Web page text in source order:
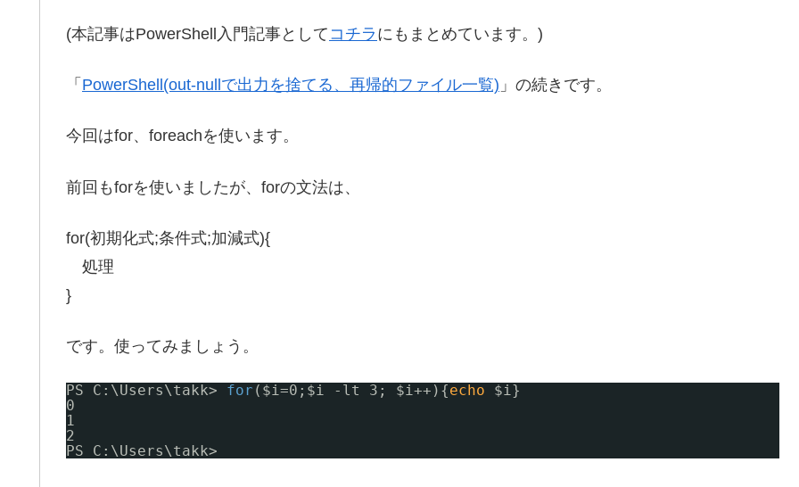
(本記事はPowerShell入門記事として コチラ にもまとめています。)
「 PowerShell(out-nullで出力を捨てる、再帰的ファイル一覧) 」の続きです。
今回はfor、foreachを使います。
前回もforを使いましたが、forの文法は、
for(初期化式;条件式;加減式){
処理
}
です。使ってみましょう。
PS C:\Users\takk> for ($i=0;$i -lt 3; $i++){echo
$i}
0
1
2
PS C:\Users\takk>